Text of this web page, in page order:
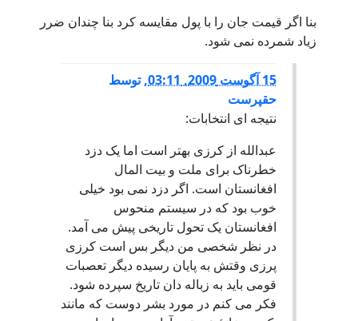
بنا اگر قیمت جان را با پول مقایسه کرد بنا چندان ضرر
زیاد شمرده نمی شود.
15 آگوست 2009, 03:11 ,توسط
حقپرست
نتیجه ای انتخابات:
عبدالله از کرزی بهتر است اما یک دزد
خطرناک برای ملت و بیت المال
افغانستان است. اگر دزد نمی بود خیلی
خوب بود که در سیستم منحوس
افغانستان یک تحول تاریخی پیش می آمد.
در نظر شخصی من دیگر بس است کرزی
پرزی وقتش به پایان رسیده دیگر تعصبات
قومی باید به زباله دان تاریخ سپرده شود.
فکر می کنم در مورد بشر دوست که مانند